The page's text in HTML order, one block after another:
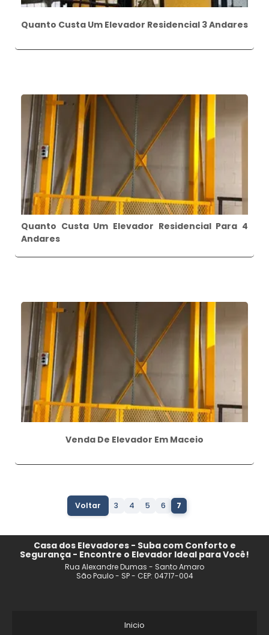
Quanto Custa Um Elevador Residencial 3 Andares
Quanto Custa Um Elevador Residencial Para 4
Andares
Venda De Elevador Em Maceio
Voltar 3 4 5 6 7
Casa dos Elevadores - Suba com Conforto e
Segurança - Encontre o Elevador Ideal para Você!
Rua Alexandre Dumas - Santo Amaro
São Paulo - SP - CEP: 04717-004
Inicio